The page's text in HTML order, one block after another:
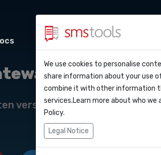
Webhooks Integraties
API Docs
Zapier
Blog
Service level agreement
(sla)
Een offerte aanvragen
API Albanië
versturen en/of ontvangen
We use cookies to personalise
share information about your use
combine it with other information
services.Learn more about who we
Policy.
Legal Notice